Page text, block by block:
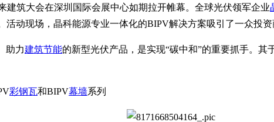
建筑大会在深圳国际会展中心如期拉开帷幕。全球光伏领军企业
动现场，晶科能源专业一体化的BIPV解决方案吸引了一众投
助力建筑节能的新型光伏产品，是实现“碳中和”的重要抓手。
彩钢瓦和BIPV幕墙系列